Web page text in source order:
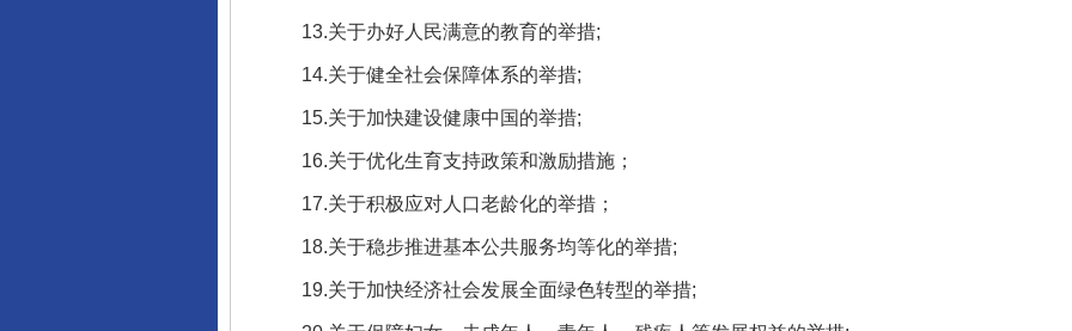
13.关于办好人民满意的教育的举措;
14.关于健全社会保障体系的举措;
15.关于加快建设健康中国的举措;
16.关于优化生育支持政策和激励措施；
17.关于积极应对人口老龄化的举措；
18.关于稳步推进基本公共服务均等化的举措;
19.关于加快经济社会发展全面绿色转型的举措;